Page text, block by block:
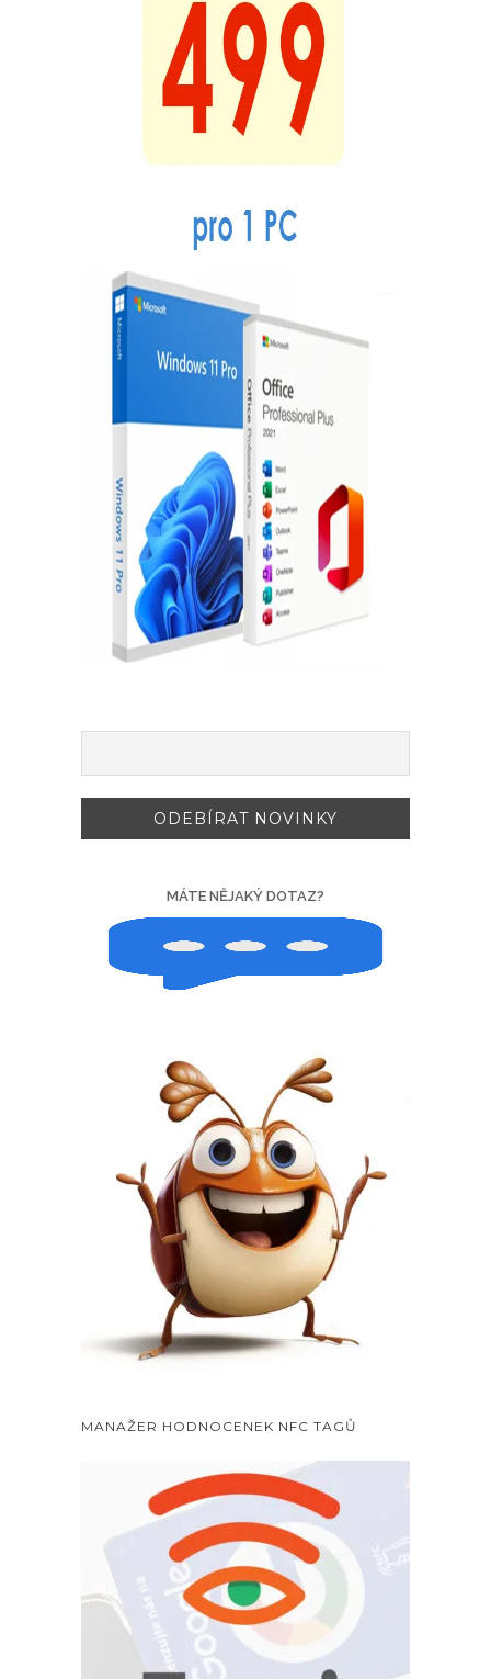
MÁTE NĚJAKÝ DOTAZ?
MANAŽER HODNOCENEK NFC TAGŮ